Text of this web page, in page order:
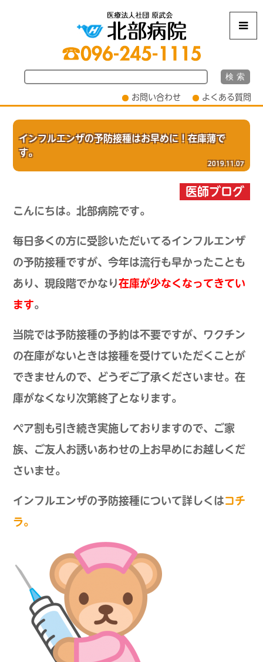
よくある質問
お問い合わせ
インフルエンザの予防接種はお早めに！在庫薄で
す。
2019.11.07
医師ブログ
こんにちは。北部病院です。
毎日多くの方に受診いただいてるインフルエンザ
の予防接種ですが、今年は流行も早かったことも
あり、現段階でかなり在庫が少なくなってきてい
ます。
当院では予防接種の予約は不要ですが、ワクチン
の在庫がないときは接種を受けていただくことが
できませんので、どうぞご了承くださいませ。在
庫がなくなり次第終了となります。
ペア割も引き続き実施しておりますので、ご家
族、ご友人お誘いあわせの上お早めにお越しくだ
さいませ。
インフルエンザの予防接種について詳しくはコチ
ラ。